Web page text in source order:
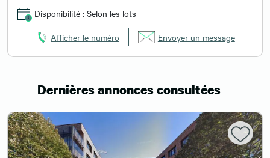
Disponibilité : Selon les lots
Afficher le numéro Envoyer un message
Dernières annonces consultées